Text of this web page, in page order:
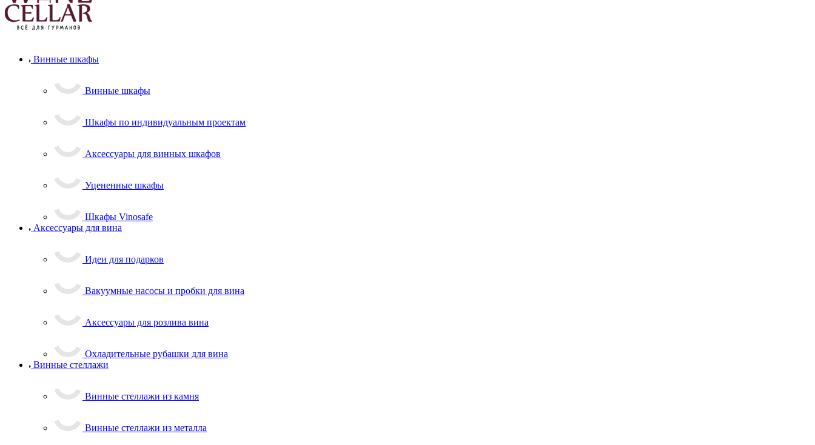
Винные шкафы
Винные шкафы
Шкафы по индивидуальным проектам
Аксессуары для винных шкафов
Уцененные шкафы
Шкафы Vinosafe
Аксессуары для вина
Идеи для подарков
Вакуумные насосы и пробки для вина
Аксессуары для розлива вина
Охладительные рубашки для вина
Винные стеллажи
Винные стеллажи из камня
Винные стеллажи из металла